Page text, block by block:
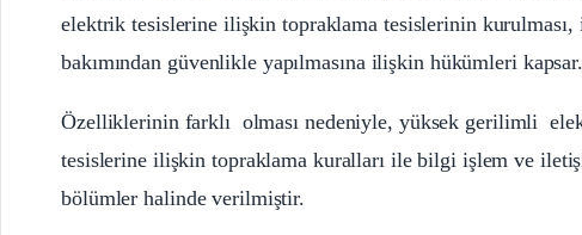
elektrik tesislerine ilişkin topraklama tesislerinin
bakımından güvenlikle yapılmasına ilişkin hükümleri kapsar.
Özelliklerinin farklı olması nedeniyle, yüksek gerilimli
tesislerine ilişkin topraklama kuralları ile bilgi işlem ve
bölümler halinde verilmiştir.